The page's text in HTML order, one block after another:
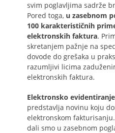
svim poglavljima sadrže
Pored toga, u zasebnom
100 karakterističnih
elektronskih faktura.
skretanjem pažnje na
dovode do grešaka u
razumljivi licima
elektronskih faktura.
Elektronsko
predstavlja novinu koju
elektronskom
dali smo u zasebnom